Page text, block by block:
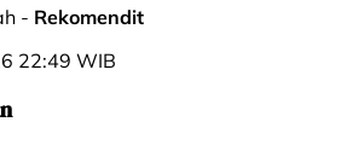
- Rekomendit
22:49 WIB